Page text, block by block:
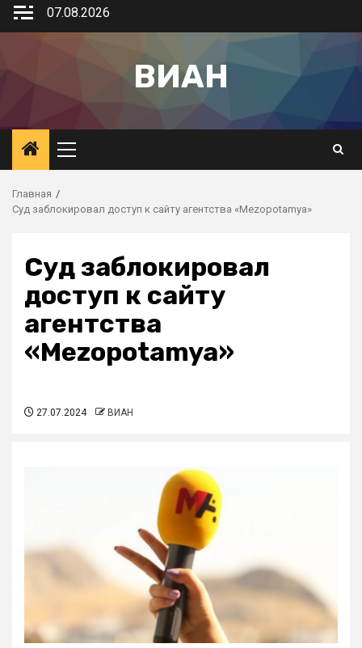
07.08.2026
ВИАН
Главная
Суд заблокировал доступ к сайту агентства «Mezopotamya»
Суд заблокировал
доступ к сайту
агентства
«Mezopotamya»
27.07.2024 ВИАН